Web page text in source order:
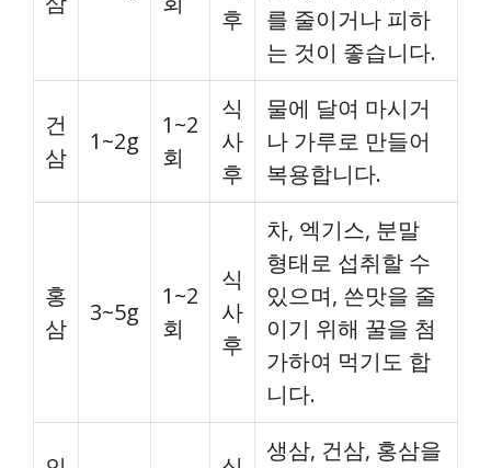
후
를 줄이거나 피하
는 것이 좋습니다.
건
삼
1~2g
1~2
회
식
사
후
물에 달여 마시거
나 가루로 만들어
복용합니다.
홍
삼
3~5g
1~2
회
식
사
후
차, 엑기스, 분말
형태로 섭취할 수
있으며, 쓴맛을 줄
이기 위해 꿀을 첨
가하여 먹기도 합
니다.
생삼, 건삼, 홍삼을